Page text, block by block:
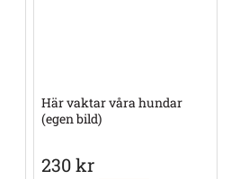
Här vaktar våra hundar
(egen bild)
230 kr